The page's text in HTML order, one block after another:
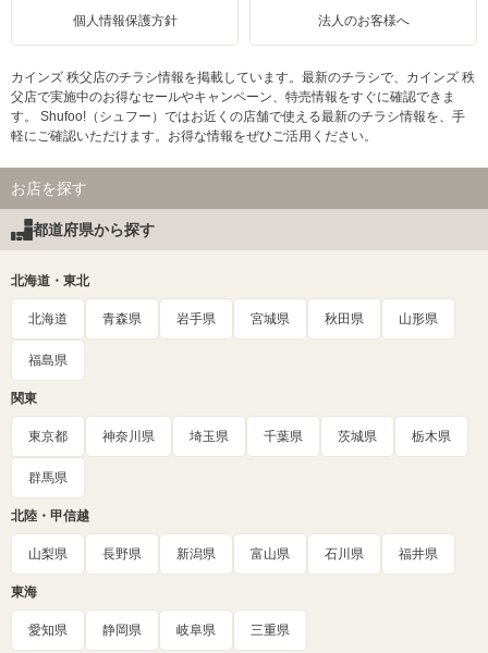
個人情報保護方針 法人のお客様へ
カインズ 秩父店のチラシ情報を掲載しています。最新のチラシで、カインズ 秩
父店で実施中のお得なセールやキャンペーン、特売情報をすぐに確認できま
す。 Shufoo!（シュフー）ではお近くの店舗で使える最新のチラシ情報を、手
軽にご確認いただけます。お得な情報をぜひご活用ください。
お店を探す
都道府県から探す
北海道・東北
北海道 青森県 岩手県 宮城県 秋田県 山形県
福島県
関東
東京都 神奈川県 埼玉県 千葉県 茨城県 栃木県
群馬県
北陸・甲信越
山梨県 長野県 新潟県 富山県 石川県 福井県
東海
愛知県 静岡県 岐阜県 三重県